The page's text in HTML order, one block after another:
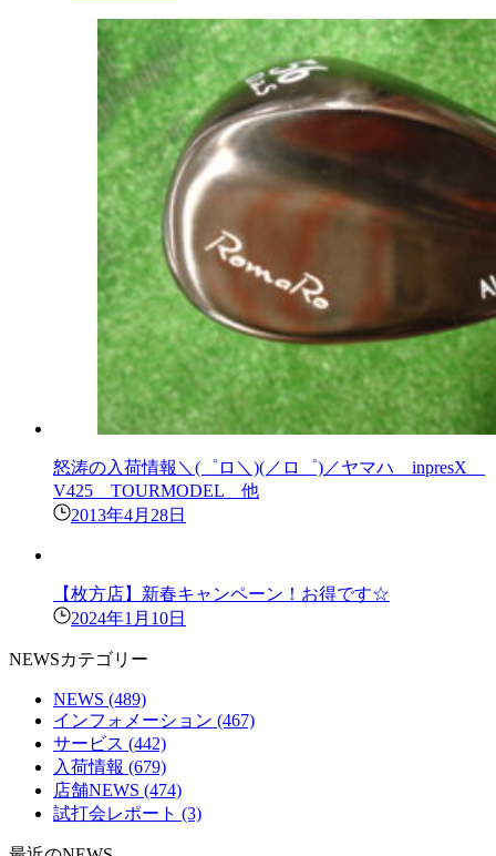
怒涛の入荷情報＼(゜ロ＼)(／ロ゜)／ヤマハ inpresX
V425 TOURMODEL 他
2013年4月28日
【枚方店】新春キャンペーン！お得です☆
2024年1月10日
NEWSカテゴリー
NEWS (489)
インフォメーション (467)
サービス (442)
入荷情報 (679)
店舗NEWS (474)
試打会レポート (3)